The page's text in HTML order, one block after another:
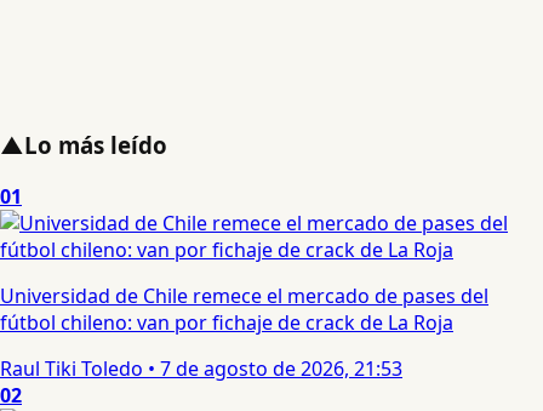
▲Lo más leído
01
Universidad de Chile remece el mercado de pases del
fútbol chileno: van por fichaje de crack de La Roja
Raul Tiki Toledo • 7 de agosto de 2026, 21:53
02